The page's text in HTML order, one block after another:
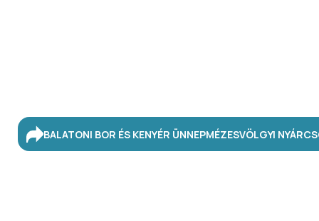
BALATONI BOR ÉS KENYÉR ÜNNEPMÉZESVÖLGYI NYÁR